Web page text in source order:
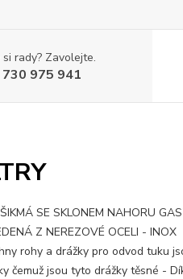
rady? Zavolejte.
975 941
SE SKLONEM NAHORU
Z NEREZOVÉ OCELI -
rohy a drážky pro odvod tuku
čemuž jsou tyto drážky těsné -